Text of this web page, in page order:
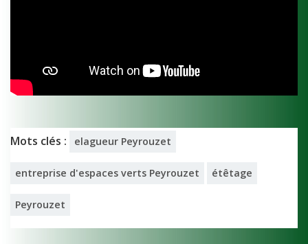
Mots clés : elagueur Peyrouzet
entreprise d'espaces verts Peyrouzet étêtage
Peyrouzet